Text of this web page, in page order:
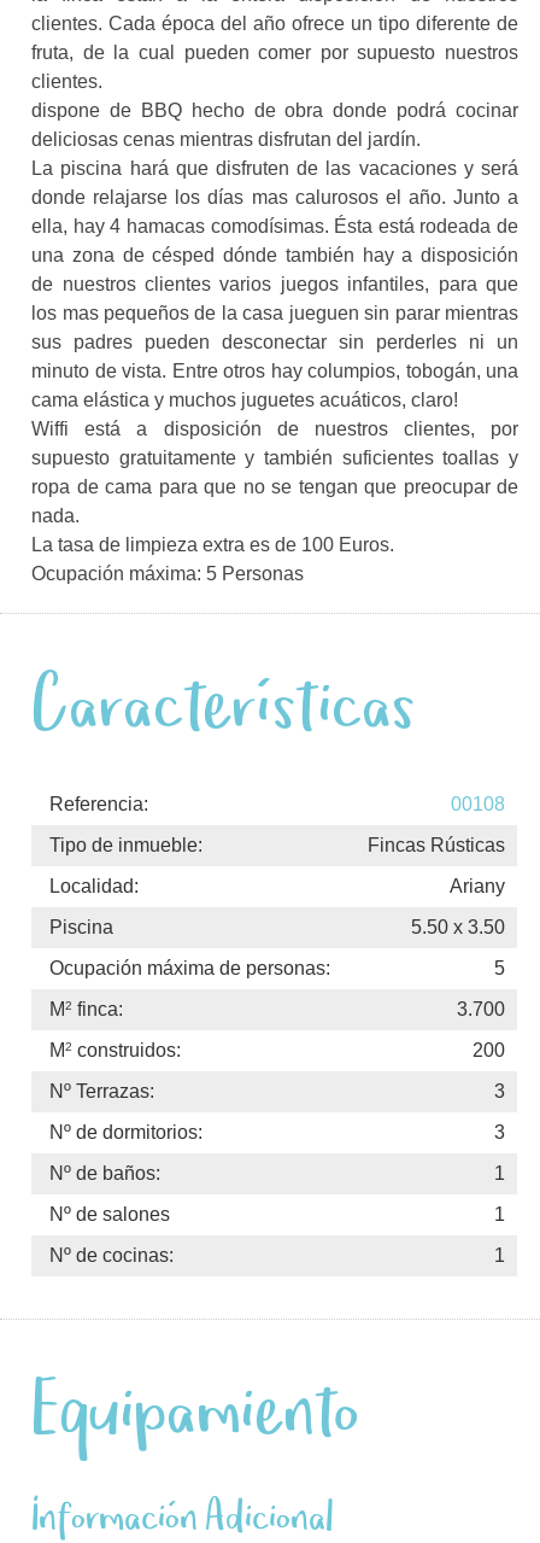
clientes. Cada época del año ofrece un tipo diferente de
fruta, de la cual pueden comer por supuesto nuestros
clientes.
dispone de BBQ hecho de obra donde podrá cocinar
deliciosas cenas mientras disfrutan del jardín.
La piscina hará que disfruten de las vacaciones y será
donde relajarse los días mas calurosos el año. Junto a
ella, hay 4 hamacas comodísimas. Ésta está rodeada de
una zona de césped dónde también hay a disposición
de nuestros clientes varios juegos infantiles, para que
los mas pequeños de la casa jueguen sin parar mientras
sus padres pueden desconectar sin perderles ni un
minuto de vista. Entre otros hay columpios, tobogán, una
cama elástica y muchos juguetes acuáticos, claro!
Wiffi está a disposición de nuestros clientes, por
supuesto gratuitamente y también suficientes toallas y
ropa de cama para que no se tengan que preocupar de
nada.
La tasa de limpieza extra es de 100 Euros.
Ocupación máxima: 5 Personas
Características
Referencia:
00108
Tipo de inmueble:
Fincas Rústicas
Localidad:
Ariany
Piscina
5.50 x 3.50
Ocupación máxima de personas:
5
M2 finca:
3.700
M2 construidos:
200
Nº Terrazas:
3
Nº de dormitorios:
3
Nº de baños:
1
Nº de salones
1
Nº de cocinas:
1
Equipamiento
Información Adicional